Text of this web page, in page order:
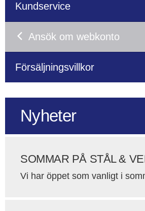
Kundservice
Ansök om webkonto
Försäljningsvillkor
Nyheter
SOMMAR PÅ STÅL &
Vi har öppet som vanligt i